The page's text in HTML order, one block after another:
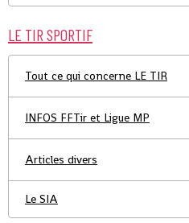
LE TIR SPORTIF
Tout ce qui concerne LE TIR
INFOS FFTir et Ligue MP
Articles divers
Le SIA